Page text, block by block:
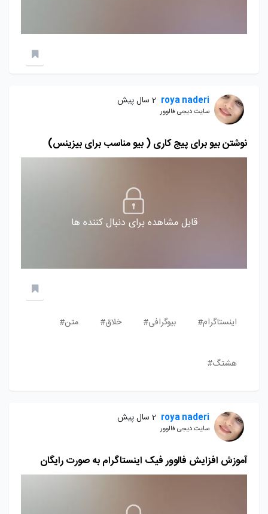
roya naderi 2 سال پیش
سایت دیجی فالوور
نوشتن بیو برای پیج کاری ( بیو مناسب برای بیزینس)
قابل مشاهده برای دنبال کننده ها
اینستاگرام# بیوگرافی# خلاق# متن#
هشتگ#
roya naderi 2 سال پیش
سایت دیجی فالوور
آموزش افزایش فالوور فیک اینستاگرام به صورت رایگان